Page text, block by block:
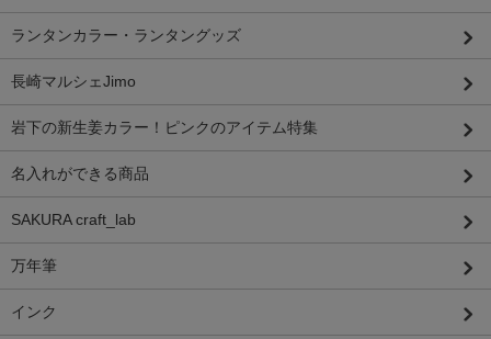
ランタンカラー・ランタングッズ
長崎マルシェJimo
岩下の新生姜カラー！ピンクのアイテム特集
名入れができる商品
SAKURA craft_lab
万年筆
インク